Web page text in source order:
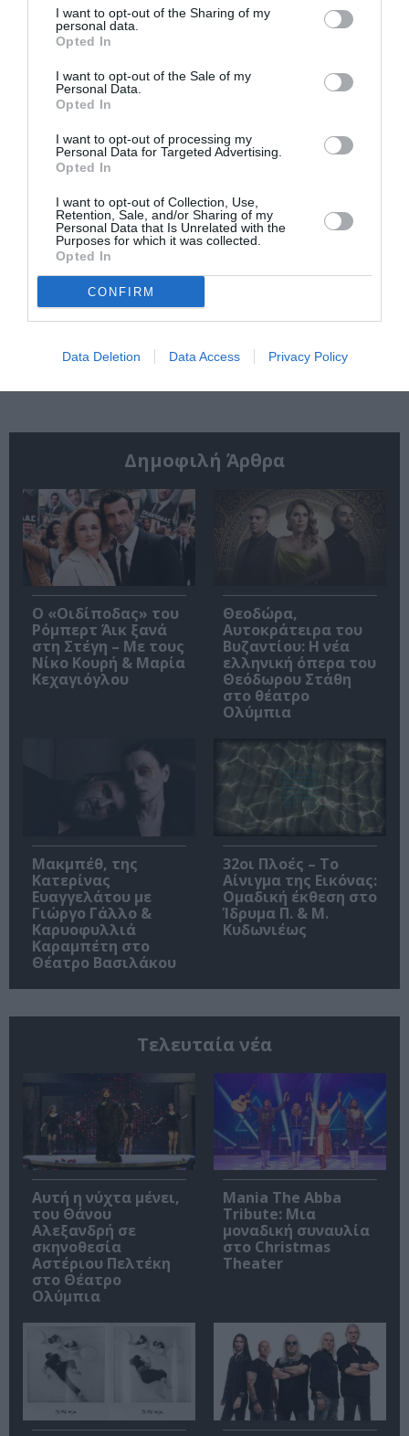
I want to opt-out of the Sharing of my
personal data.
Opted In
I want to opt-out of the Sale of my
Personal Data.
Opted In
I want to opt-out of processing my
Personal Data for Targeted Advertising.
Opted In
I want to opt-out of Collection, Use,
Retention, Sale, and/or Sharing of my
Personal Data that Is Unrelated with the
Purposes for which it was collected.
Opted In
CONFIRM
Data Deletion Data Access Privacy Policy
Η μακρά λίστα με
τις υποψηφιότητες
για το Βραβείο
Έκθεση Βιβλίου
2026 στο Ναύπλιο
«Παρεμποδίζοντας
την αποστασία,
Ιουλιανά 1965»:
Παρουσίαση του
Μεταξουργείο
Σπύρος Κακατσάκης
Παρουσίαση του
Συντάγματος
Δημοφιλή Άρθρα
O «Οιδίποδας» του
Ρόμπερτ Άικ ξανά
στη Στέγη – Με τους
Νίκο Κουρή & Μαρία
Κεχαγιόγλου
Θεοδώρα,
Αυτοκράτειρα του
Βυζαντίου: Η νέα
ελληνική όπερα του
Θεόδωρου Στάθη
στο θέατρο
Ολύμπια
Μακμπέθ, της
Κατερίνας
Ευαγγελάτου με
Γιώργο Γάλλο &
Καρυοφυλλιά
Καραμπέτη στο
Θέατρο Βασιλάκου
32οι Πλοές – Το
Αίνιγμα της Εικόνας:
Ομαδική έκθεση στο
Ίδρυμα Π. & Μ.
Κυδωνιέως
Τελευταία νέα
Αυτή η νύχτα μένει,
του Θάνου
Αλεξανδρή σε
σκηνοθεσία
Αστέριου Πελτέκη
στο Θέατρο
Ολύμπια
Mania The Abba
Tribute: Μια
μοναδική συναυλία
στο Christmas
Theater